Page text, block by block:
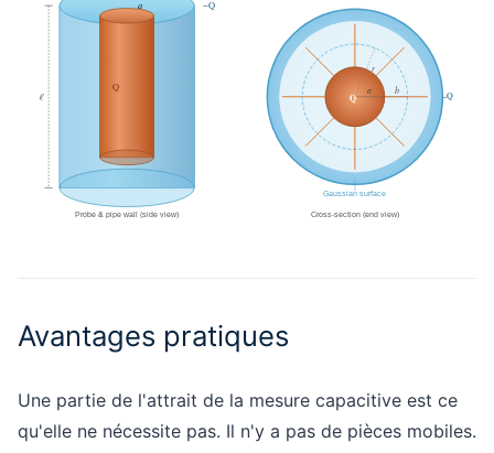
Avantages pratiques
Une partie de l'attrait de la mesure capacitive est ce
qu'elle ne nécessite pas. Il n'y a pas de pièces mobiles.